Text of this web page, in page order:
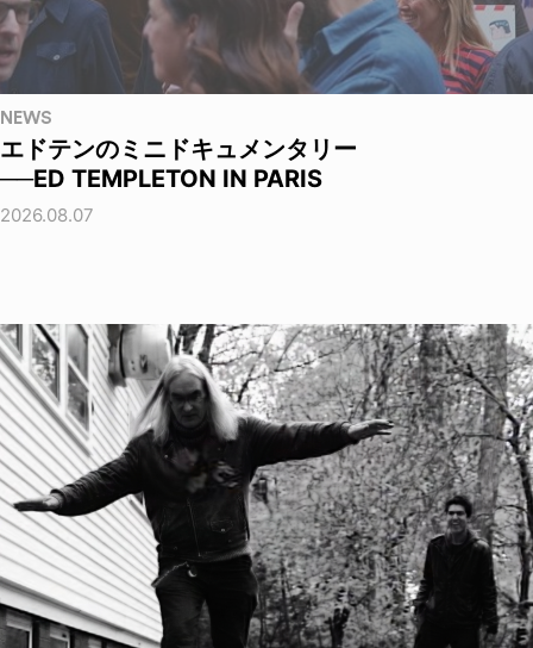
NEWS
エドテンのミニドキュメンタリー
──ED TEMPLETON IN PARIS
2026.08.07